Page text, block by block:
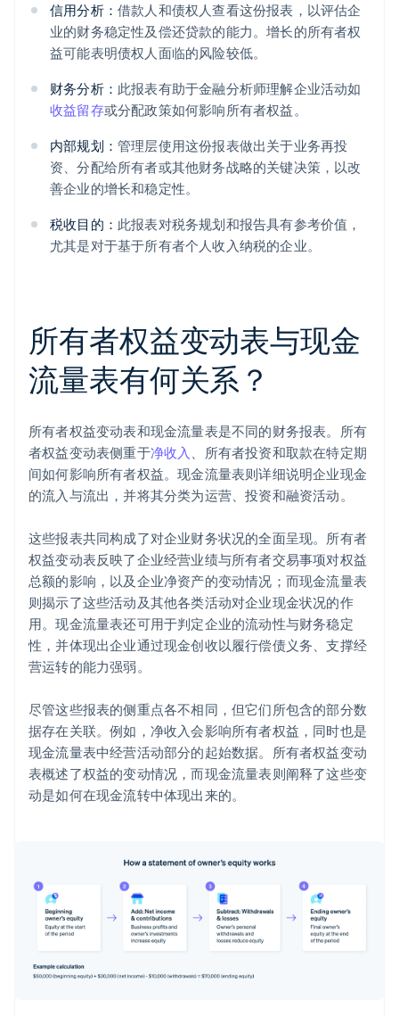
信用分析： 借款人和债权人查看这份报表，以评估企
业的财务稳定性及偿还贷款的能力。增长的所有者权
益可能表明债权人面临的风险较低。
财务分析： 此报表有助于金融分析师理解企业活动如
收益留存或分配政策如何影响所有者权益。
内部规划： 管理层使用这份报表做出关于业务再投
资、分配给所有者或其他财务战略的关键决策，以改
善企业的增长和稳定性。
税收目的： 此报表对税务规划和报告具有参考价值，
尤其是对于基于所有者个人收入纳税的企业。
所有者权益变动表与现金
流量表有何关系？
所有者权益变动表和现金流量表是不同的财务报表。所有
者权益变动表侧重于净收入 、所有者投资和取款在特定期
间如何影响所有者权益。现金流量表则详细说明企业现金
的流入与流出，并将其分类为运营、投资和融资活动。
这些报表共同构成了对企业财务状况的全面呈现。所有者
权益变动表反映了企业经营业绩与所有者交易事项对权益
总额的影响，以及企业净资产的变动情况；而现金流量表
则揭示了这些活动及其他各类活动对企业现金状况的作
用。现金流量表还可用于判定企业的流动性与财务稳定
性，并体现出企业通过现金创收以履行偿债义务、支撑经
营运转的能力强弱。
尽管这些报表的侧重点各不相同，但它们所包含的部分数
据存在关联。例如，净收入会影响所有者权益，同时也是
现金流量表中经营活动部分的起始数据。所有者权益变动
表概述了权益的变动情况，而现金流量表则阐释了这些变
动是如何在现金流转中体现出来的。